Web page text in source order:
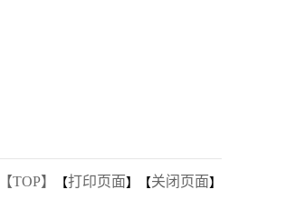
【TOP】 【打印页面】【关闭页面】